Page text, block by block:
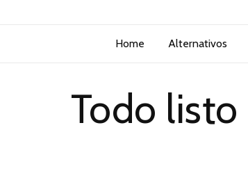
Home Alternativos
Todo